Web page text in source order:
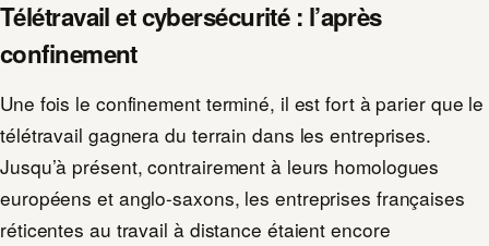
Télétravail et cybersécurité : l’après
confinement
Une fois le confinement terminé, il est fort à parier que le
télétravail gagnera du terrain dans les entreprises.
Jusqu’à présent, contrairement à leurs homologues
européens et anglo-saxons, les entreprises françaises
réticentes au travail à distance étaient encore